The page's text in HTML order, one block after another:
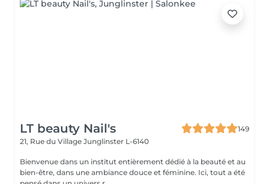
LT beauty Nail's
149
21, Rue du Village Junglinster L-6140
Bienvenue dans un institut entièrement dédié à la beauté et au
bien-être, dans une ambiance douce et féminine. Ici, tout a été